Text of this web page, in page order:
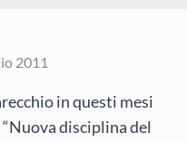
2011
in questi mesi
disciplina del